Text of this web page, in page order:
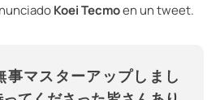
Koei Tecmoen un tweet.
事マスターアップしまし